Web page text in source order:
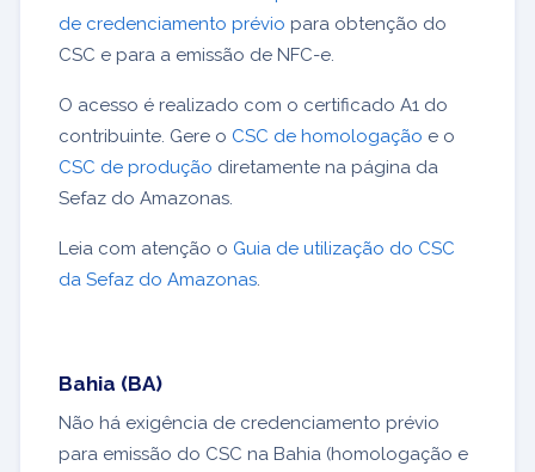
de credenciamento prévio para obtenção do
CSC e para a emissão de NFC-e.
O acesso é realizado com o certificado A1 do
contribuinte. Gere o CSC de homologação e o
CSC de produção diretamente na página da
Sefaz do Amazonas.
Leia com atenção o Guia de utilização do CSC
da Sefaz do Amazonas.
Bahia (BA)
Não há exigência de credenciamento prévio
para emissão do CSC na Bahia (homologação e